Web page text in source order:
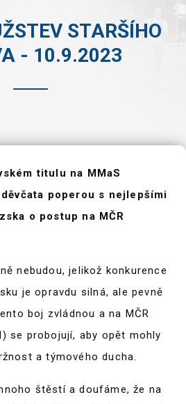
STARŠÍHO
- 10.9.2023
titulu na MMaS
poperou s nejlepšími
o postup na MČR
nebudou, jelikož konkurence
je opravdu silná, ale pevně
boj zvládnou a na MČR
se probojují, aby opět mohly
a týmového ducha.
štěstí a doufáme, že na